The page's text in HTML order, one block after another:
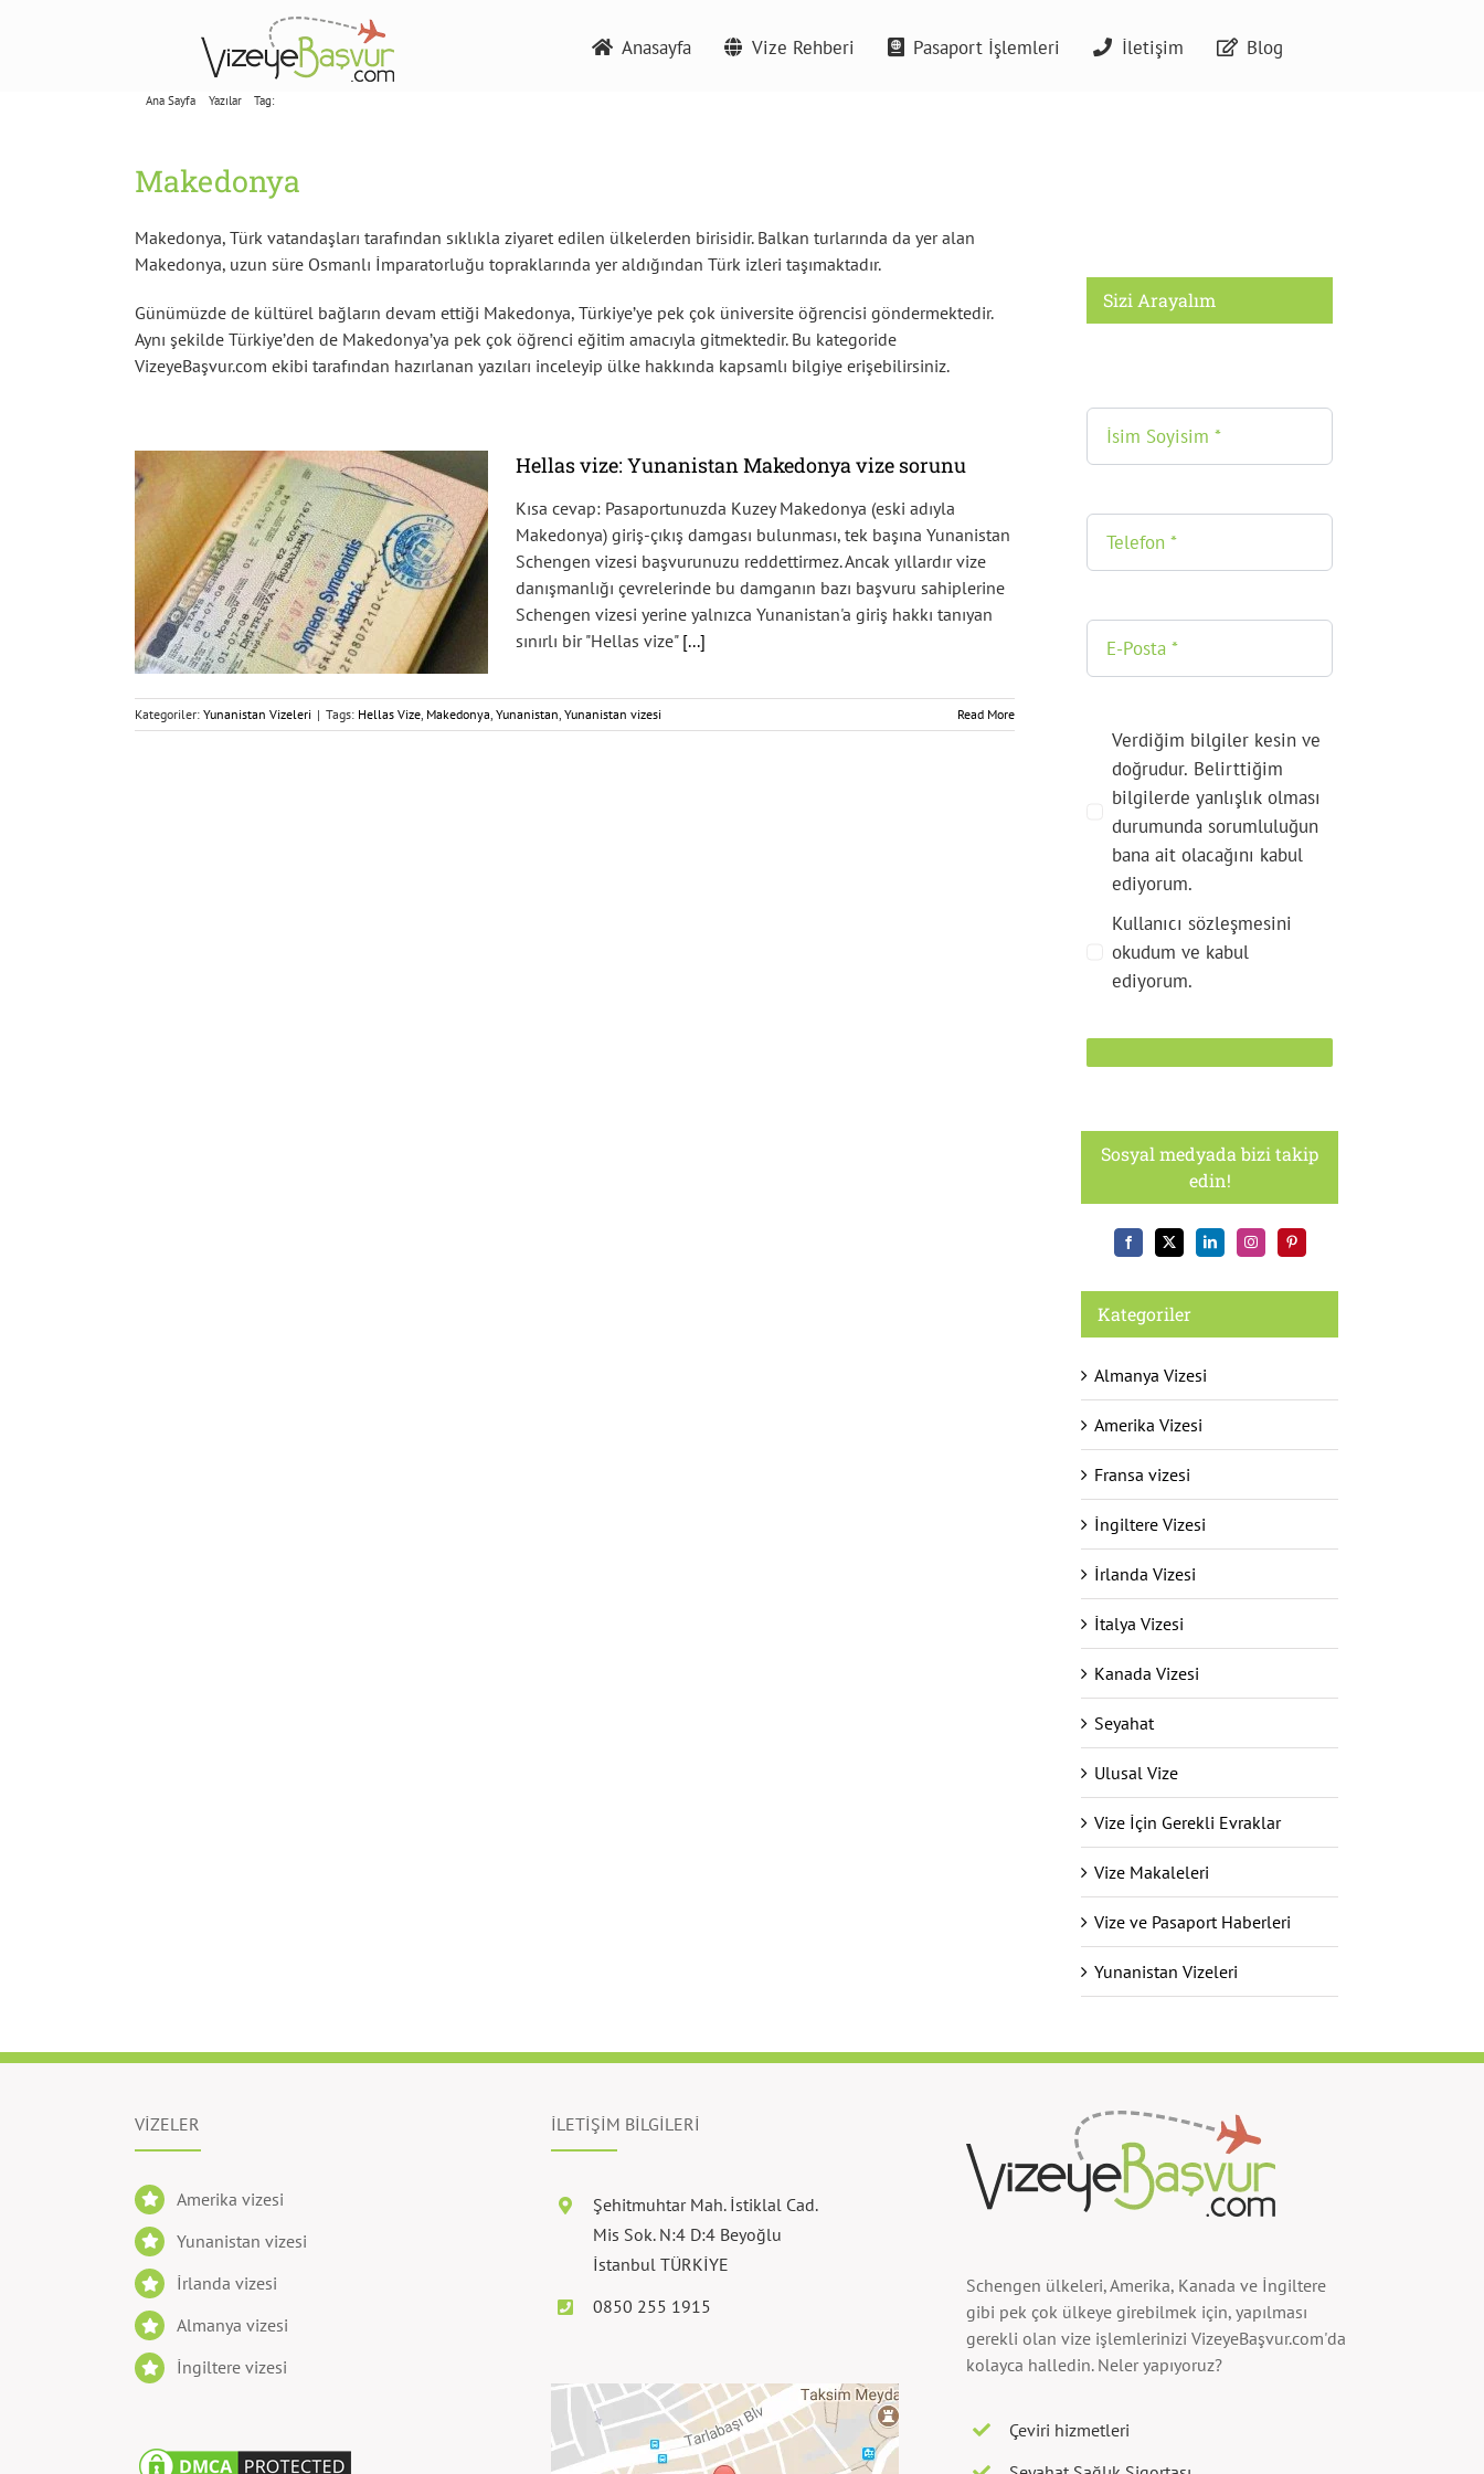
Anasayfa Vize Rehberi Pasaport İşlemleri İletişim Blog
Makedonya
Ana Sayfa Yazılar Tag:Makedonya
Makedonya, Türk vatandaşları tarafından sıklıkla ziyaret edilen ülkelerden birisidir. Balkan turlarında da yer alan
Makedonya, uzun süre Osmanlı İmparatorluğu topraklarında yer aldığından Türk izleri taşımaktadır.
Günümüzde de kültürel bağların devam ettiği Makedonya, Türkiye’ye pek çok üniversite öğrencisi göndermektedir.
Aynı şekilde Türkiye’den de Makedonya’ya pek çok öğrenci eğitim amacıyla gitmektedir. Bu kategoride
VizeyeBaşvur.com ekibi tarafından hazırlanan yazıları inceleyip ülke hakkında kapsamlı bilgiye erişebilirsiniz.
Hellas vize: Yunanistan Makedonya vize sorunu
Kısa cevap: Pasaportunuzda Kuzey Makedonya (eski adıyla
Makedonya) giriş-çıkış damgası bulunması, tek başına Yunanistan
Schengen vizesi başvurunuzu reddettirmez. Ancak yıllardır vize
danışmanlığı çevrelerinde bu damganın bazı başvuru sahiplerine
Schengen vizesi yerine yalnızca Yunanistan'a giriş hakkı tanıyan
sınırlı bir "Hellas vize" [...]
Kategoriler: Yunanistan Vizeleri | Tags: Hellas Vize Makedonya Yunanistan Yunanistan vizesi Read More
Sizi Arayalım
Verdiğim bilgiler kesin ve
doğrudur. Belirttiğim
bilgilerde yanlışlık olması
durumunda sorumluluğun
bana ait olacağını kabul
ediyorum.
Kullanıcı sözleşmesini
okudum ve kabul
ediyorum.
Sosyal medyada bizi takip
edin!
Kategoriler
Almanya Vizesi
Amerika Vizesi
Fransa vizesi
İngiltere Vizesi
İrlanda Vizesi
İtalya Vizesi
Kanada Vizesi
Seyahat
Ulusal Vize
Vize İçin Gerekli Evraklar
Vize Makaleleri
Vize ve Pasaport Haberleri
Yunanistan Vizeleri
VİZELER
Amerika vizesi
Yunanistan vizesi
İrlanda vizesi
Almanya vizesi
İngiltere vizesi
İLETİŞİM BİLGİLERİ
Şehitmuhtar Mah. İstiklal Cad.
Mis Sok. N:4 D:4 Beyoğlu
İstanbul TÜRKİYE
0850 255 1915
Schengen ülkeleri, Amerika, Kanada ve İngiltere
gibi pek çok ülkeye girebilmek için, yapılması
gerekli olan vize işlemlerinizi VizeyeBaşvur.com'da
kolayca halledin. Neler yapıyoruz?
Çeviri hizmetleri